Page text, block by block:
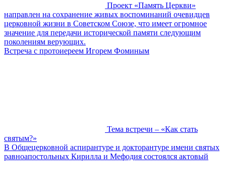
Проект «Память Церкви»
направлен на сохранение живых воспоминаний очевидцев
церковной жизни в Советском Союзе, что имеет огромное
значение для передачи исторической памяти следующим
поколениям верующих.
Встреча с протоиереем Игорем Фоминым
Тема встречи – «Как стать
святым?»
В Общецерковной аспирантуре и докторантуре имени святых
равноапостольных Кирилла и Мефодия состоялся актовый